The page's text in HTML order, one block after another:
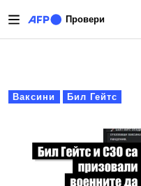
Провери
Primary tabs
Ваксини Бил Гейтс